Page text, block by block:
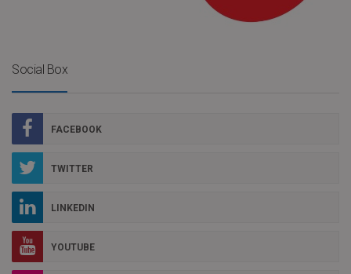
Social Box
FACEBOOK
TWITTER
LINKEDIN
YOUTUBE